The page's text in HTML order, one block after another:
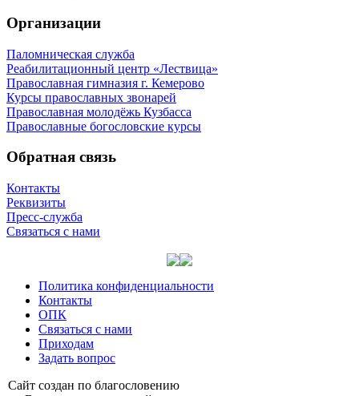
Организации
Паломническая служба
Реабилитационный центр «Лествица»
Православная гимназия г. Кемерово
Курсы православных звонарей
Православная молодёжь Кузбасса
Православные богословские курсы
Обратная связь
Контакты
Реквизиты
Пресс-служба
Связаться с нами
Политика конфиденциальности
Контакты
ОПК
Связаться с нами
Приходам
Задать вопрос
Сайт со­здан по бла­го­сло­ве­нию